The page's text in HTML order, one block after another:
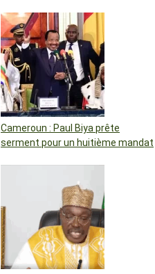
Cameroun : Paul Biya prête
serment pour un huitième mandat